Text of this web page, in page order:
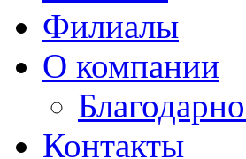
Филиалы
О компании
Контакты